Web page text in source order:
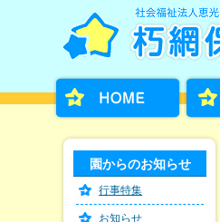
園からのお知らせ
行事特集
お知らせ